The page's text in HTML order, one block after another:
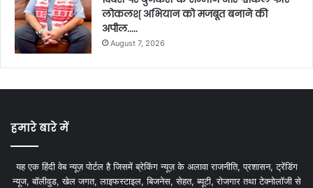
लोकलश् अभियान को मजबूत बनाने की
अपील…..
August 7, 2026
हमारे बारे में
यह एक हिंदी वेब न्यूज़ पोर्टल है जिसमें ब्रेकिंग न्यूज़ के अलावा राजनीति, प्रशासन, ट्रेंडिंग
न्यूज, बॉलीवुड, खेल जगत, लाइफस्टाइल, बिजनेस, सेहत, ब्यूटी, रोजगार तथा टेक्नोलॉजी से